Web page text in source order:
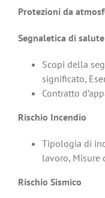
Protezioni da
Segnaletica di
Scopi della
significato,
Contratto
Rischio Incendio
Tipologia di
lavoro, Misure
Rischio Sismico